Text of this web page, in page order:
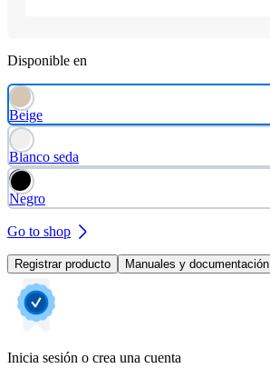
Disponible en
Beige
Blanco seda
Negro
Go to shop
Registrar producto Manuales y documentación
Inicia sesión o crea una cuenta